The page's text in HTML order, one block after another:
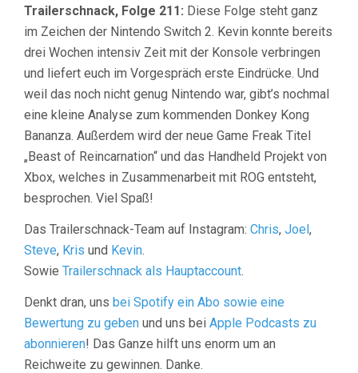
Trailerschnack, Folge 211: Diese Folge steht ganz
im Zeichen der Nintendo Switch 2. Kevin konnte bereits
drei Wochen intensiv Zeit mit der Konsole verbringen
und liefert euch im Vorgespräch erste Eindrücke. Und
weil das noch nicht genug Nintendo war, gibt’s nochmal
eine kleine Analyse zum kommenden Donkey Kong
Bananza. Außerdem wird der neue Game Freak Titel
„Beast of Reincarnation“ und das Handheld Projekt von
Xbox, welches in Zusammenarbeit mit ROG entsteht,
besprochen. Viel Spaß!
Das Trailerschnack-Team auf Instagram: Chris, Joel,
Steve, Kris und Kevin.
Sowie Trailerschnack als Hauptaccount.
Denkt dran, uns bei Spotify ein Abo sowie eine
Bewertung zu geben und uns bei Apple Podcasts zu
abonnieren! Das Ganze hilft uns enorm um an
Reichweite zu gewinnen. Danke.